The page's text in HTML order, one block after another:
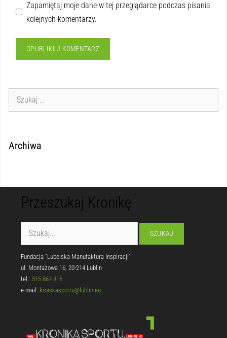
Zapamiętaj moje dane w tej przeglądarce podczas pisania
kolejnych komentarzy.
Archiwa
Przeszukaj Kronikę
Fundacja "Lubelska Manufaktura Inspiracji"
ul. Montażowa 16, 20-214 Lublin
tel.: 515 867 816
e-mail: kronikasportu@lublin.eu